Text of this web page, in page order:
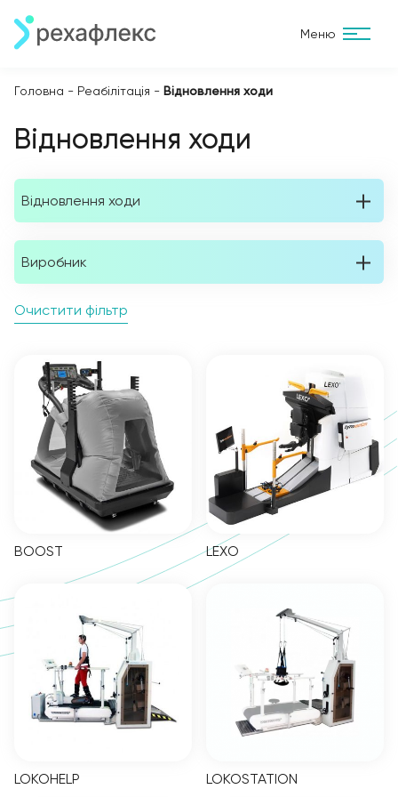
Меню
Головна - Реабілітація - Відновлення ходи
Відновлення ходи
Відновлення ходи
Виробник
Очистити фільтр
BOOST LEXO
LOKOHELP LOKOSTATION